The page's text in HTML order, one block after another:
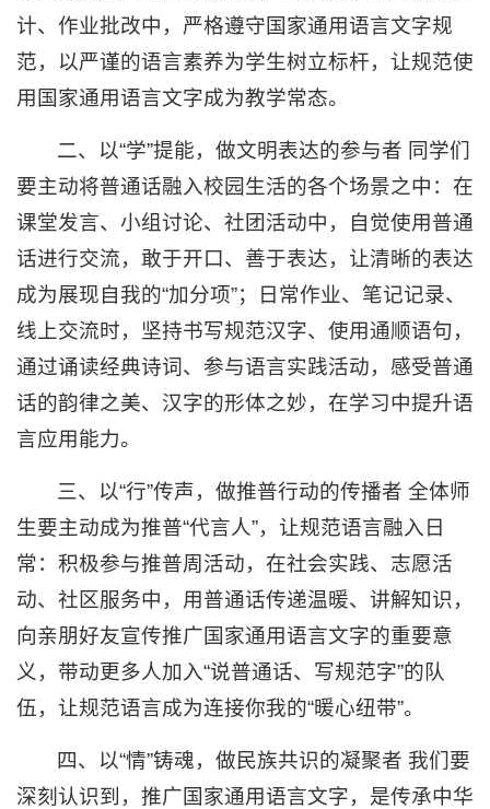
计、作业批改中，严格遵守国家通用语言文字规
范，以严谨的语言素养为学生树立标杆，让规范使
用国家通用语言文字成为教学常态。
二、以“学”提能，做文明表达的参与者 同学们
要主动将普通话融入校园生活的各个场景之中：在
课堂发言、小组讨论、社团活动中，自觉使用普通
话进行交流，敢于开口、善于表达，让清晰的表达
成为展现自我的“加分项”；日常作业、笔记记录、
线上交流时，坚持书写规范汉字、使用通顺语句，
通过诵读经典诗词、参与语言实践活动，感受普通
话的韵律之美、汉字的形体之妙，在学习中提升语
言应用能力。
三、以“行”传声，做推普行动的传播者 全体师
生要主动成为推普“代言人”，让规范语言融入日
常：积极参与推普周活动，在社会实践、志愿活
动、社区服务中，用普通话传递温暖、讲解知识，
向亲朋好友宣传推广国家通用语言文字的重要意
义，带动更多人加入“说普通话、写规范字”的队
伍，让规范语言成为连接你我的“暖心纽带”。
四、以“情”铸魂，做民族共识的凝聚者 我们要
深刻认识到，推广国家通用语言文字，是传承中华